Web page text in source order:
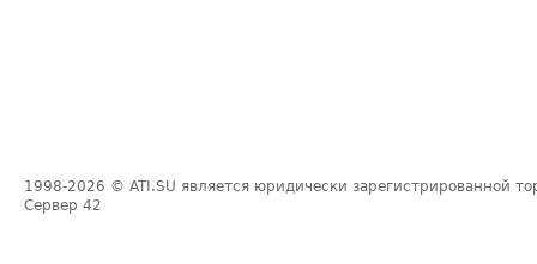
1998-2026 © ATI.SU является юридически зарегистрированной
Сервер 42